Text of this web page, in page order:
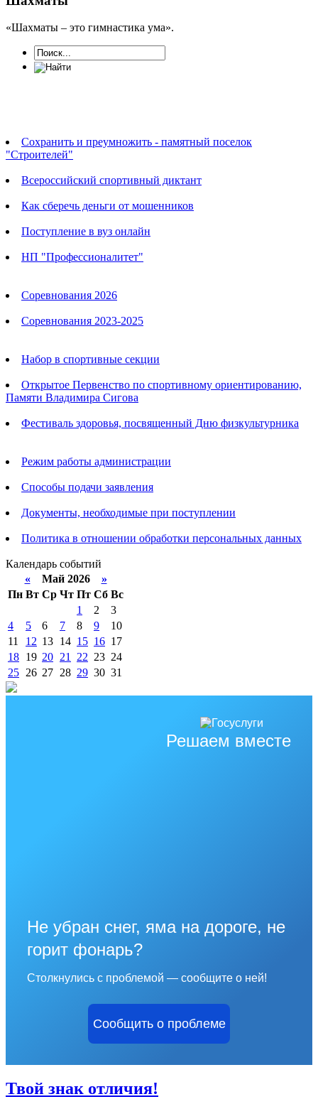
«Шахматы – это гимнастика ума».
Сохранить и преумножить - памятный поселок
"Строителей"
Всероссийский спортивный диктант
Как сберечь деньги от мошенников
Поступление в вуз онлайн
НП "Профессионалитет"
Соревнования 2026
Соревнования 2023-2025
Набор в спортивные секции
Открытое Первенство по спортивному ориентированию,
Памяти Владимира Сигова
Фестиваль здоровья, посвященный Дню физкультурника
Режим работы администрации
Способы подачи заявления
Документы, необходимые при поступлении
Политика в отношении обработки персональных данных
Календарь событий
«Май 2026 »
Пн Вт Ср Чт Пт Сб Вс
1
2
3
4
5 6 7 8 9
10
11
12 13 14 15 16 17
18 19 20 21 22 23 24
25 26 27 28 29 30 31
Решаем вместе
Не убран снег, яма на дороге, не
горит фонарь?
Столкнулись с проблемой — сообщите о ней!
Сообщить о проблеме
Твой знак отличия!